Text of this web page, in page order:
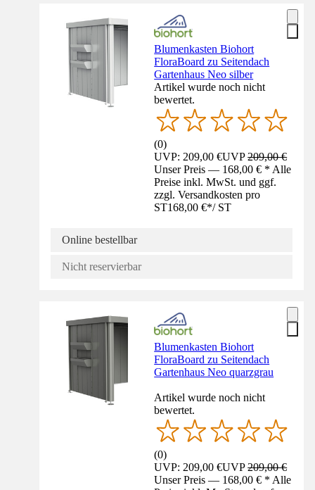
Blumenkasten Biohort
FloraBoard zu Seitendach
Gartenhaus Neo silber
Artikel wurde noch nicht
bewertet.
(0)
UVP: 209,00 €UVP209,00 €
Unser Preis — 168,00 € * Alle
Preise inkl. MwSt. und ggf.
zzgl. Versandkosten pro
ST168,00 €*/ ST
Online bestellbar
Nicht reservierbar
Blumenkasten Biohort
FloraBoard zu Seitendach
Gartenhaus Neo quarzgrau
Artikel wurde noch nicht
bewertet.
(0)
UVP: 209,00 €UVP209,00 €
Unser Preis — 168,00 € * Alle